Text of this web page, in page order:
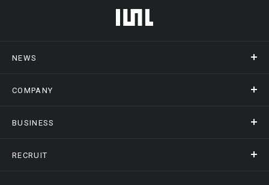
フッターメニュー
NEWS
ニュース
COMPANY
会社概要
BUSINESS
事業情報トップ
RECRUIT